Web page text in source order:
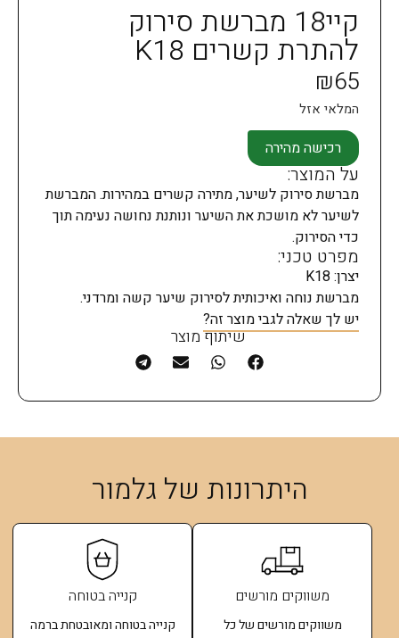
קיי18 מברשת סירוק
להתרת קשרים K18
₪65
המלאי אזל
רכישה מהירה
על המוצר:
מברשת סירוק לשיער, מתירה קשרים במהירות. המברשת
לשיער לא מושכת את השיער ונותנת נחושה נעימה תוך
כדי הסירוק.
מפרט טכני:
יצרן: K18
מברשת נוחה ואיכותית לסירוק שיער קשה ומרדני.
יש לך שאלה לגבי מוצר זה?
שיתוף מוצר
היתרונות של גלמור
משווקים מורשים
משווקים מורשים של כל
קנייה בטוחה
קנייה בטוחה ומאובטחת ברמה